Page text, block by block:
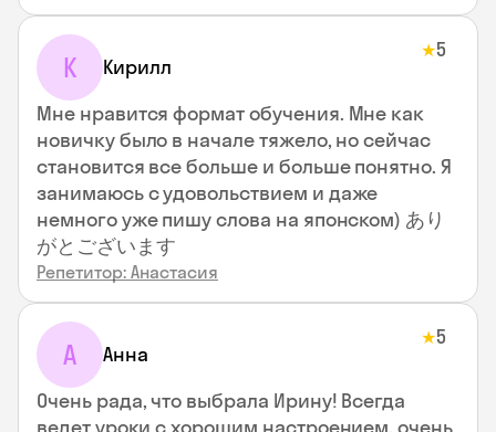
К Кирилл
★5
Мне нравится формат обучения. Мне как
новичку было в начале тяжело, но сейчас
становится все больше и больше понятно. Я
занимаюсь с удовольствием и даже
немного уже пишу слова на японском) あり
がとございます
Репетитор: Анастасия
А Анна
★5
Очень рада, что выбрала Ирину! Всегда